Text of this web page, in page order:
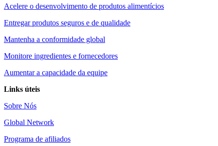
Acelere o desenvolvimento de produtos alimentícios
Entregar produtos seguros e de qualidade
Mantenha a conformidade global
Monitore ingredientes e fornecedores
Aumentar a capacidade da equipe
Links úteis
Sobre Nós
Global Network
Programa de afiliados